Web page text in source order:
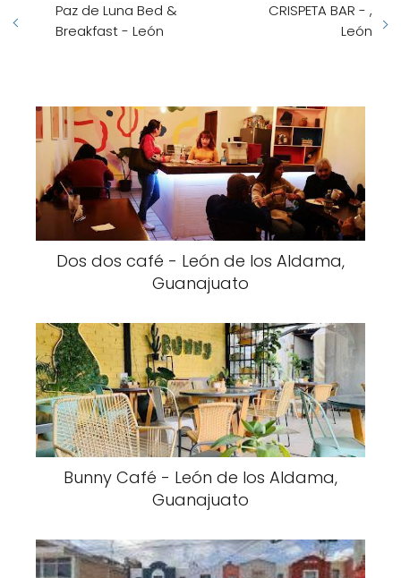
Paz de Luna Bed &
Breakfast - León
CRISPETA BAR - ,
León
Dos dos café - León de los Aldama,
Guanajuato
Bunny Café - León de los Aldama,
Guanajuato